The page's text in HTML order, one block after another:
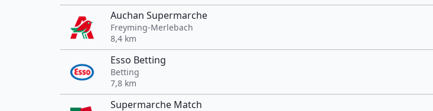
Auchan Supermarche
Freyming-Merlebach
8,4 km
Esso Betting
Betting
7,8 km
Supermarche Match